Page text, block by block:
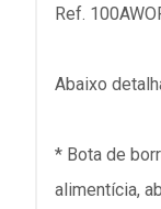
Ref.
Abaixo
* Bota de
alimentícia,